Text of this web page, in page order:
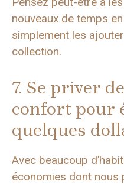
nouveaux de temps
simplement les
collection.
7. Se priver
confort pour
quelques
Avec beaucoup
économies dont nous